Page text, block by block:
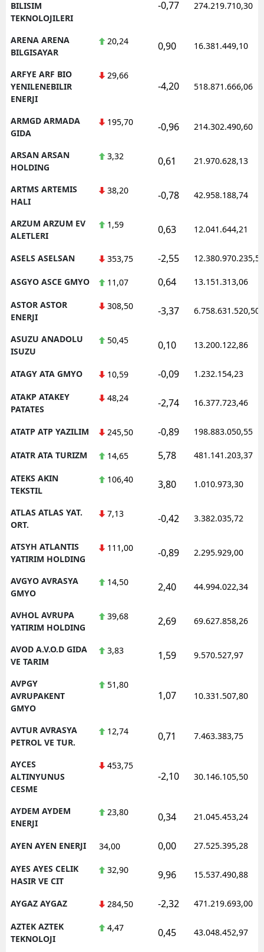
BILISIM
TEKNOLOJILERI
-0,77 274.219.710,30
ARENA ARENA
BILGISAYAR
20,24 0,90 16.381.449,10
ARFYE ARF BIO
YENILENEBILIR
ENERJI
29,66
-4,20 518.871.666,06
ARMGD ARMADA
GIDA
195,70 -0,96 214.302.490,60
ARSAN ARSAN
HOLDING
3,32 0,61 21.970.628,13
ARTMS ARTEMIS
HALI
38,20 -0,78 42.958.188,74
ARZUM ARZUM EV
ALETLERI
1,59 0,63 12.041.644,21
ASELS ASELSAN 353,75 -2,55 12.380.970.235,50
ASGYO ASCE GMYO 11,07 0,64 13.151.313,06
ASTOR ASTOR
ENERJI
308,50 -3,37 6.758.631.520,50
ASUZU ANADOLU
ISUZU
50,45 0,10 13.200.122,86
ATAGY ATA GMYO 10,59 -0,09 1.232.154,23
ATAKP ATAKEY
PATATES
48,24 -2,74 16.377.723,46
ATATP ATP YAZILIM 245,50 -0,89 198.883.050,55
ATATR ATA TURIZM 14,65 5,78 481.141.203,37
ATEKS AKIN
TEKSTIL
106,40 3,80 1.010.973,30
ATLAS ATLAS YAT.
ORT.
7,13 -0,42 3.382.035,72
ATSYH ATLANTIS
YATIRIM HOLDING
111,00 -0,89 2.295.929,00
AVGYO AVRASYA
GMYO
14,50 2,40 44.994.022,34
AVHOL AVRUPA
YATIRIM HOLDING
39,68 2,69 69.627.858,26
AVOD A.V.O.D GIDA
VE TARIM
3,83 1,59 9.570.527,97
AVPGY
AVRUPAKENT
GMYO
51,80
1,07 10.331.507,80
AVTUR AVRASYA
PETROL VE TUR.
12,74 0,71 7.463.383,75
AYCES
ALTINYUNUS
CESME
453,75
-2,10 30.146.105,50
AYDEM AYDEM
ENERJI
23,80 0,34 21.045.453,24
AYEN AYEN ENERJI 34,00 0,00 27.525.395,28
AYES AYES CELIK
HASIR VE CIT
32,90 9,96 15.537.490,88
AYGAZ AYGAZ 284,50 -2,32 471.219.693,00
AZTEK AZTEK
TEKNOLOJI
4,47 0,45 43.048.452,97